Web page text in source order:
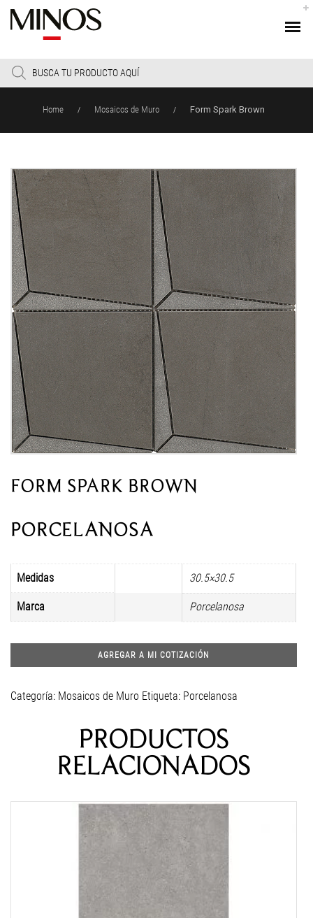
Products
search
Home / Mosaicos de Muro / Form Spark Brown
FORM SPARK BROWN
PORCELANOSA
Medidas 30.5×30.5
Marca Porcelanosa
AGREGAR A MI COTIZACIÓN
Categoría: Mosaicos de Muro Etiqueta: Porcelanosa
PRODUCTOS
RELACIONADOS